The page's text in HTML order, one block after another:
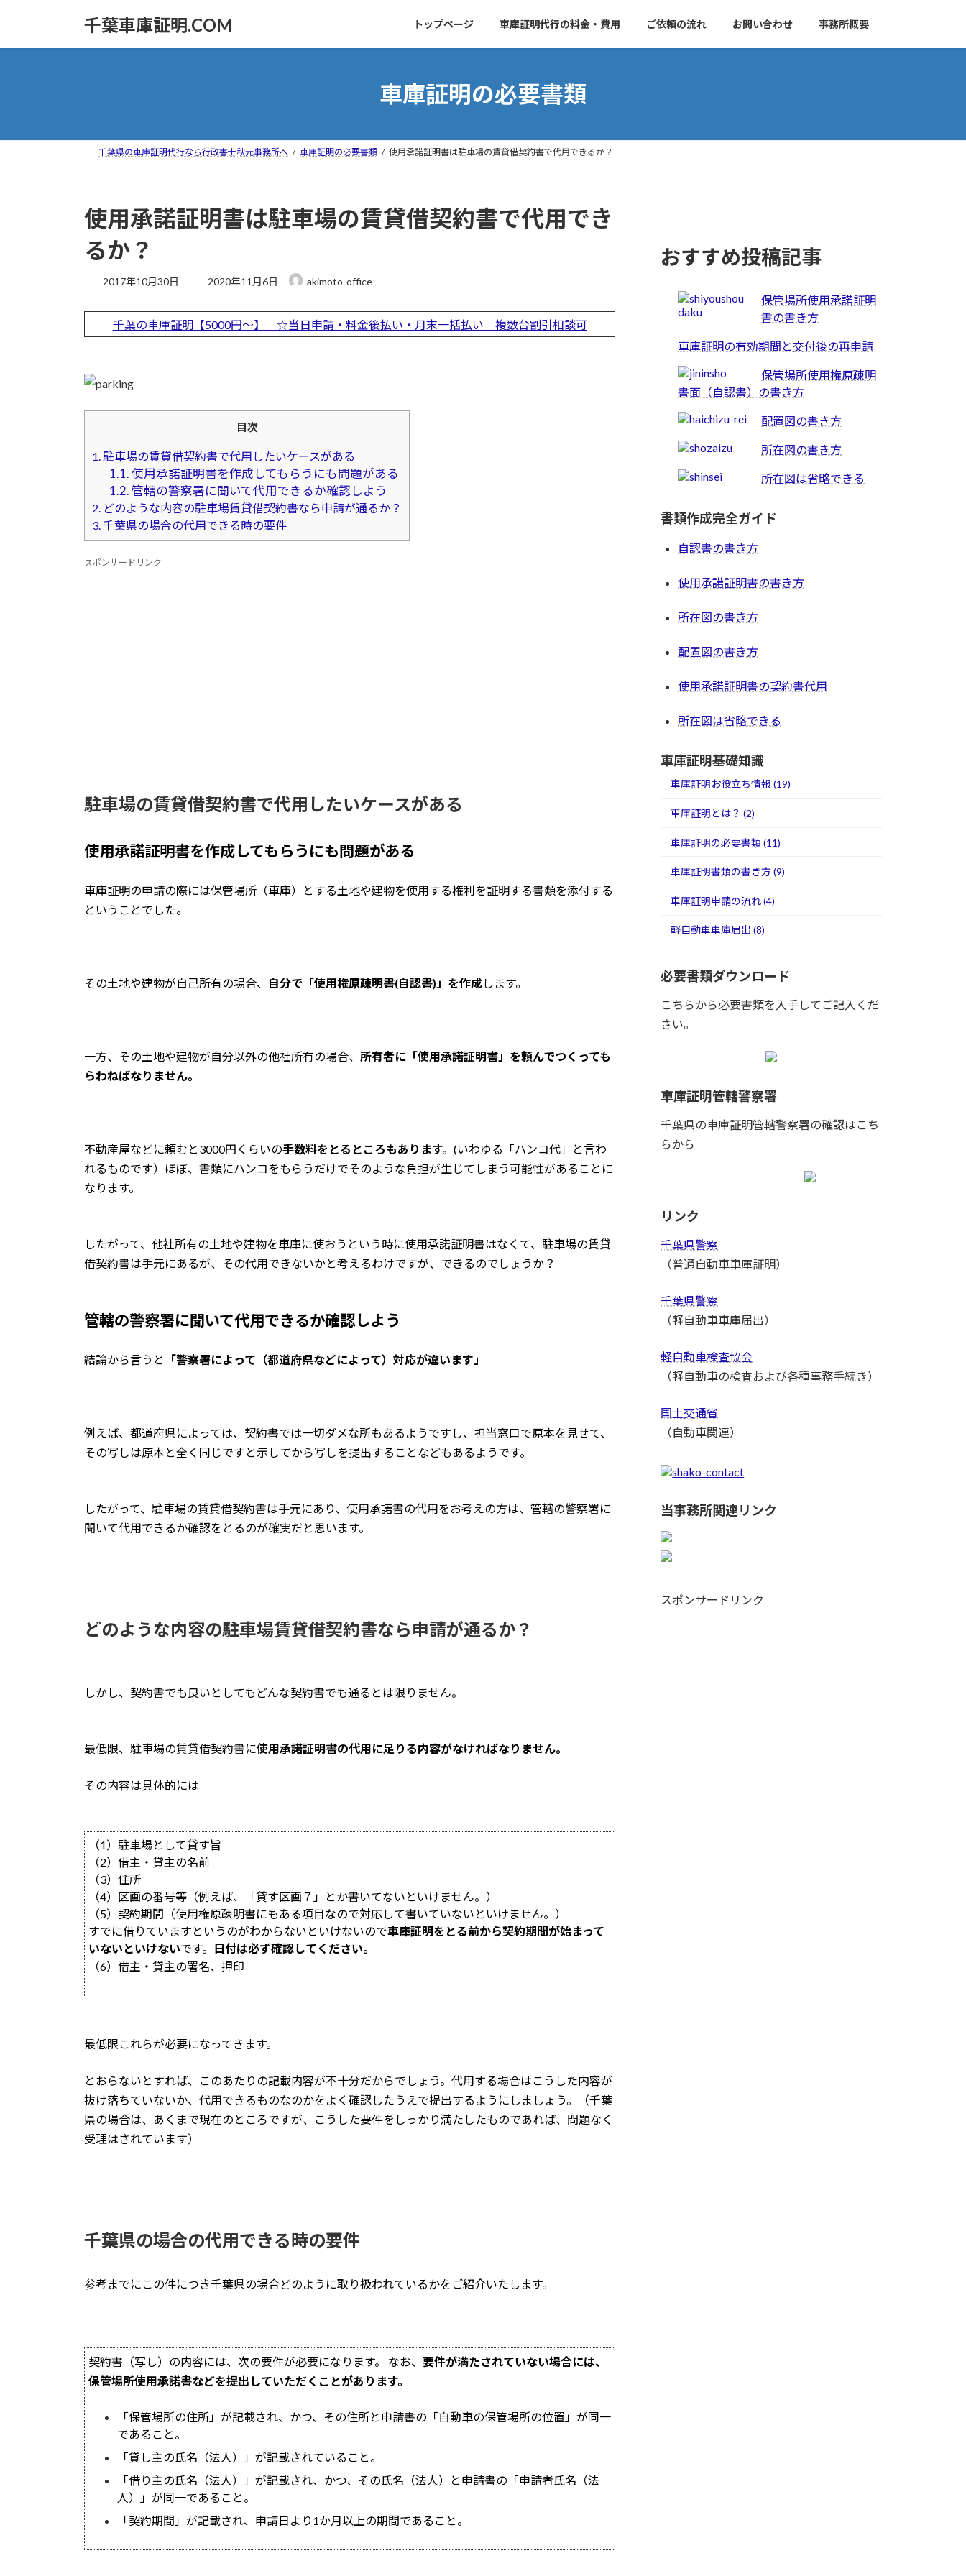
千葉車庫証明.COM トップページ 車庫証明代行の料金・費用 ご依頼の流れ お問い合わせ 事務所概要
車庫証明の必要書類
千葉県の車庫証明代行なら行政書士秋元事務所へ 車庫証明の必要書類 使用承諾証明書は駐車場の賃貸借契約書で代用できるか？
使用承諾証明書は駐車場の賃貸借契約書で代用でき
るか？
2017年10月30日
最
新
日
2020年11月6日 akimoto-office
千葉の車庫証明【5000円～】 ☆当日申請・料金後払い・月末一括払い 複数台割引相談可
目次
1. 駐車場の賃貸借契約書で代用したいケースがある
1.1.使用承諾証明書を作成してもらうにも問題がある
1.2.管轄の警察署に聞いて代用できるか確認しよう
2. どのような内容の駐車場賃貸借契約書なら申請が通るか？
3.千葉県の場合の代用できる時の要件
スポンサードリンク
駐車場の賃貸借契約書で代用したいケースがある
使用承諾証明書を作成してもらうにも問題がある
車庫証明の申請の際には保管場所（車庫）とする土地や建物を使用する権利を証明する書類を添付する
ということでした。
その土地や建物が自己所有の場合、 自分で「使用権原疎明書(自認書)」を作成します。
一方、その土地や建物が自分以外の他社所有の場合、 所有者に「使用承諾証明書」を頼んでつくっても
らわねばなりません。
不動産屋などに頼むと3000円くらいの手数料をとるところもあります。 (いわゆる「ハンコ代」と言わ
れるものです）ほぼ、書類にハンコをもらうだけでそのような負担が生じてしまう可能性があることに
なります。
したがって、他社所有の土地や建物を車庫に使おうという時に使用承諾証明書はなくて、駐車場の賃貸
借契約書は手元にあるが、その代用できないかと考えるわけですが、できるのでしょうか？
管轄の警察署に聞いて代用できるか確認しよう
結論から言うと 「警察署によって（都道府県などによって）対応が違います」
例えば、都道府県によっては、契約書では一切ダメな所もあるようですし、 担当窓口で原本を見せて、
その写しは原本と全く同じですと示してから写しを提出することなどもあるようです。
したがって、駐車場の賃貸借契約書は手元にあり、使用承諾書の代用をお考えの方は、管轄の警察署に
聞いて代用できるか確認をとるのが確実だと思います。
どのような内容の駐車場賃貸借契約書なら申請が通るか？
しかし、契約書でも良いとしてもどんな契約書でも通るとは限りません。
最低限、駐車場の賃貸借契約書に使用承諾証明書の代用に足りる内容がなければなりません。
その内容は具体的には
（1）駐車場として貸す旨
（2）借主・貸主の名前
（3）住所
（4）区画の番号等（例えば、「貸す区画７」とか書いてないといけません。）
（5）契約期間（使用権原疎明書にもある項目なので対応して書いていないといけません。）
すでに借りていますというのがわからないといけないので車庫証明をとる前から契約期間が始まって
いないといけないです。
日付は必ず確認してください。
（6）借主・貸主の署名、押印
最低限これらが必要になってきます。
とおらないとすれば、このあたりの記載内容が不十分だからでしょう。代用する場合はこうした内容が
抜け落ちていないか、代用できるものなのかをよく確認したうえで提出するようにしましょう。（千葉
県の場合は、あくまで現在のところですが、こうした要件をしっかり満たしたものであれば、問題なく
受理はされています）
千葉県の場合の代用できる時の要件
参考までにこの件につき千葉県の場合どのように取り扱われているかをご紹介いたします。
契約書（写し）の内容には、次の要件が必要になります。 なお、 要件が満たされていない場合には、
保管場所使用承諾書などを提出していただくことがあります。
「保管場所の住所」が記載され、かつ、その住所と申請書の「自動車の保管場所の位置」が同一
であること。
「貸し主の氏名（法人）」が記載されていること。
「借り主の氏名（法人）」が記載され、かつ、その氏名（法人）と申請書の「申請者氏名（法
人）」が同一であること。
「契約期間」が記載され、申請日より1か月以上の期間であること。
おすすめ投稿記事
保管場所使用承諾証明
書の書き方
車庫証明の有効期間と交付後の再申請
保管場所使用権原疎明
書面（自認書）の書き方
配置図の書き方
所在図の書き方
所在図は省略できる
書類作成完全ガイド
自認書の書き方
使用承諾証明書の書き方
所在図の書き方
配置図の書き方
使用承諾証明書の契約書代用
所在図は省略できる
車庫証明基礎知識
車庫証明お役立ち情報 (19)
車庫証明とは？ (2)
車庫証明の必要書類 (11)
車庫証明書類の書き方 (9)
車庫証明申請の流れ (4)
軽自動車車庫届出 (8)
必要書類ダウンロード
こちらから必要書類を入手してご記入くだ
さい。
車庫証明管轄警察署
千葉県の車庫証明管轄警察署の確認はこち
らから
リンク
千葉県警察
（普通自動車車庫証明）
千葉県警察
（軽自動車車庫届出）
軽自動車検査協会
（軽自動車の検査および各種事務手続き）
国土交通省
（自動車関連）
当事務所関連リンク
スポンサードリンク